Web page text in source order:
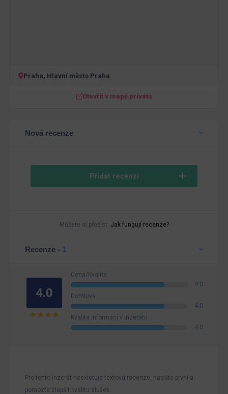
Praha, Hlavní město Praha
Otevřít v mapě privátů
Nová recenze
Přidat recenzi
Můžete si přečíst: Jak fungují recenze?
Recenze - 1
4.0
Cena/Kvalita
4.0
Domluva
4.0
Kvalita informací v inzerátu
4.0
Pro tento inzerát neexistuje textová recenze, napište první a
pomozte zlepšit kvalitu služeb.